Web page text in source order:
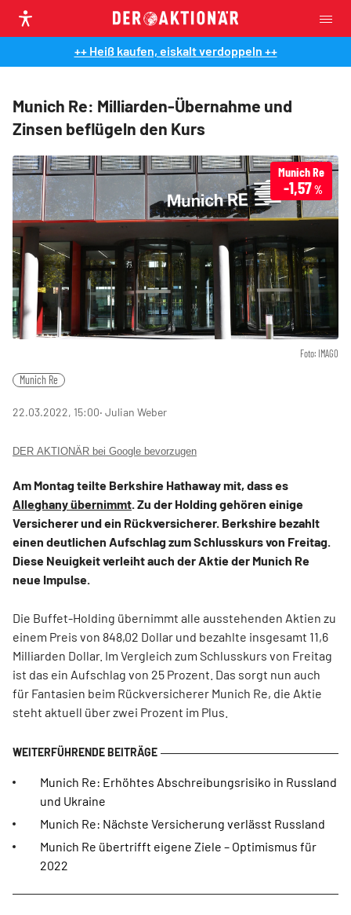
++ Heiß kaufen, eiskalt verdoppeln ++
Munich Re: Milliarden-Übernahme und
Zinsen beflügeln den Kurs
Foto: IMAGO
Munich Re
-1,57 %
Munich Re
22.03.2022, 15:00‧ Julian Weber
DER AKTIONÄR bei Google bevorzugen
Am Montag teilte Berkshire Hathaway mit, dass es
Alleghany übernimmt. Zu der Holding gehören einige
Versicherer und ein Rückversicherer. Berkshire bezahlt
einen deutlichen Aufschlag zum Schlusskurs von Freitag.
Diese Neuigkeit verleiht auch der Aktie der Munich Re
neue Impulse.
Die Buffet-Holding übernimmt alle ausstehenden Aktien zu
einem Preis von 848,02 Dollar und bezahlte insgesamt 11,6
Milliarden Dollar. Im Vergleich zum Schlusskurs von Freitag
ist das ein Aufschlag von 25 Prozent. Das sorgt nun auch
für Fantasien beim Rückversicherer Munich Re, die Aktie
steht aktuell über zwei Prozent im Plus.
Munich Re: Erhöhtes Abschreibungsrisiko in Russland
und Ukraine
Munich Re: Nächste Versicherung verlässt Russland
Munich Re übertrifft eigene Ziele – Optimismus für
2022